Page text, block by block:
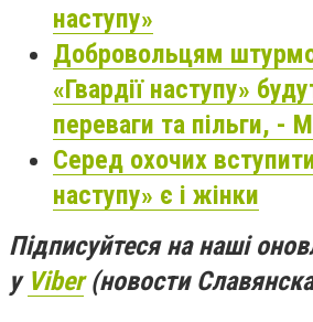
наступу»
Добровольцям
«Гвардії наступу»
переваги та пільги, -
Серед охочих
наступу» є і жінки
Підписуйтеся на наші
у Viber(новости